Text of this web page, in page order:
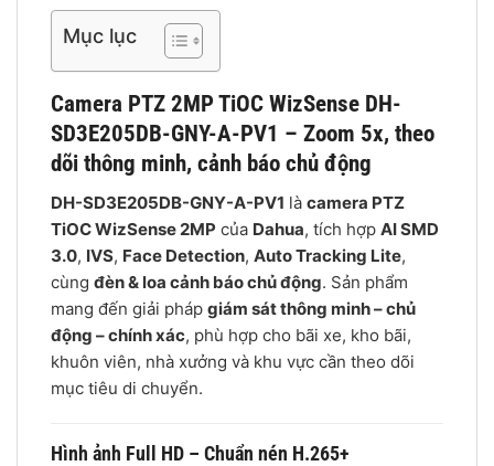
Mục lục
Camera PTZ 2MP TiOC WizSense DH-
SD3E205DB-GNY-A-PV1 – Zoom 5x, theo
dõi thông minh, cảnh báo chủ động
DH-SD3E205DB-GNY-A-PV1 là camera PTZ
TiOC WizSense 2MP của Dahua, tích hợp AI SMD
3.0, IVS, Face Detection, Auto Tracking Lite,
cùng đèn & loa cảnh báo chủ động. Sản phẩm
mang đến giải pháp giám sát thông minh – chủ
động – chính xác, phù hợp cho bãi xe, kho bãi,
khuôn viên, nhà xưởng và khu vực cần theo dõi
mục tiêu di chuyển.
Hình ảnh Full HD – Chuẩn nén H.265+